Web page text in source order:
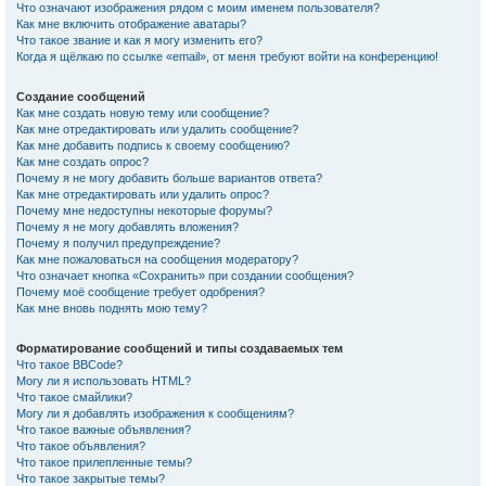
Что означают изображения рядом с моим именем пользователя?
Как мне включить отображение аватары?
Что такое звание и как я могу изменить его?
Когда я щёлкаю по ссылке «email», от меня требуют войти на конференцию!
Создание сообщений
Как мне создать новую тему или сообщение?
Как мне отредактировать или удалить сообщение?
Как мне добавить подпись к своему сообщению?
Как мне создать опрос?
Почему я не могу добавить больше вариантов ответа?
Как мне отредактировать или удалить опрос?
Почему мне недоступны некоторые форумы?
Почему я не могу добавлять вложения?
Почему я получил предупреждение?
Как мне пожаловаться на сообщения модератору?
Что означает кнопка «Сохранить» при создании сообщения?
Почему моё сообщение требует одобрения?
Как мне вновь поднять мою тему?
Форматирование сообщений и типы создаваемых тем
Что такое BBCode?
Могу ли я использовать HTML?
Что такое смайлики?
Могу ли я добавлять изображения к сообщениям?
Что такое важные объявления?
Что такое объявления?
Что такое прилепленные темы?
Что такое закрытые темы?